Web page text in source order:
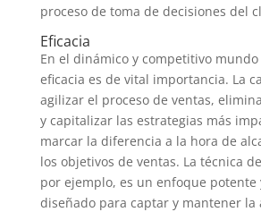
proceso de toma de decisiones del
Eficacia
En el dinámico y competitivo
eficacia es de vital importancia. La
agilizar el proceso de ventas,
y capitalizar las estrategias más
marcar la diferencia a la hora de
los objetivos de ventas. La técnica
por ejemplo, es un enfoque potente
diseñado para captar y mantener la